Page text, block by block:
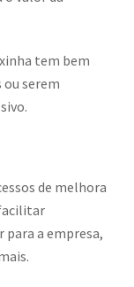
tem bem
serem
de melhora
para a empresa,